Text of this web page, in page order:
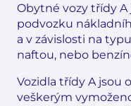
Obytné vozy třídy A
podvozku
a v závislosti na
naftou, nebo
Vozidla třídy A jsou
veškerým